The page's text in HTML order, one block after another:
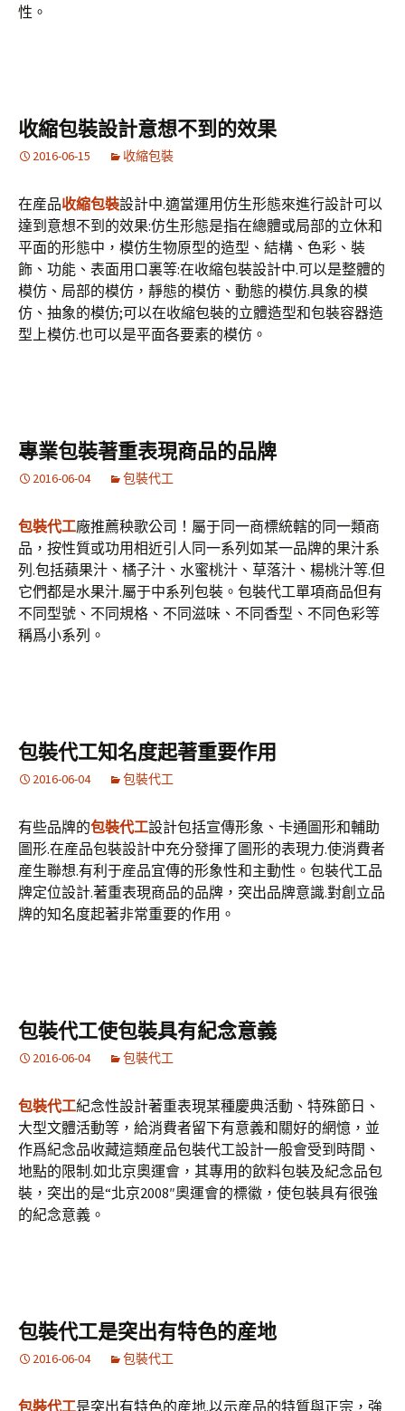
性。
收縮包裝設計意想不到的效果
2016-06-15 收縮包裝
在産品收縮包裝設計中.適當運用仿生形態來進行設計可以
達到意想不到的效果:仿生形態是指在總體或局部的立休和
平面的形態中，模仿生物原型的造型、結構、色彩、裝
飾、功能、表面用口裏等:在收縮包裝設計中.可以是整體的
模仿、局部的模仿，靜態的模仿、動態的模仿.具象的模
仿、抽象的模仿;可以在收縮包裝的立體造型和包裝容器造
型上模仿.也可以是平面各要素的模仿。
專業包裝著重表現商品的品牌
2016-06-04 包裝代工
包裝代工廠推薦秧歌公司！屬于同一商標統轄的同一類商
品，按性質或功用相近引人同一系列如某一品牌的果汁系
列.包括蘋果汁、橘子汁、水蜜桃汁、草落汁、楊桃汁等.但
它們都是水果汁.屬于中系列包裝。包裝代工單項商品但有
不同型號、不同規格、不同滋味、不同香型、不同色彩等
稱爲小系列。
包裝代工知名度起著重要作用
2016-06-04 包裝代工
有些品牌的包裝代工設計包括宣傳形象、卡通圖形和輔助
圖形.在産品包裝設計中充分發揮了圖形的表現力.使消費者
産生聯想.有利于産品宜傳的形象性和主動性。包裝代工品
牌定位設計.著重表現商品的品牌，突出品牌意識.對創立品
牌的知名度起著非常重要的作用。
包裝代工使包裝具有紀念意義
2016-06-04 包裝代工
包裝代工紀念性設計著重表現某種慶典活動、特殊節日、
大型文體活動等，給消費者留下有意義和關好的網憶，並
作爲紀念品收藏這類産品包裝代工設計一般會受到時間、
地點的限制.如北京奧運會，其專用的飲料包裝及紀念品包
裝，突出的是“北京2008″奧運會的標徽，使包裝具有很強
的紀念意義。
包裝代工是突出有特色的産地
2016-06-04 包裝代工
包裝代工是突出有特色的産地.以示産品的特質與正宗，強